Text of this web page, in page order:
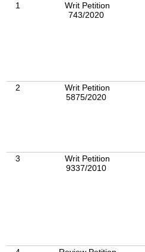
1
Writ Petition
743/2020
2
Writ Petition
5875/2020
3
Writ Petition
9337/2010